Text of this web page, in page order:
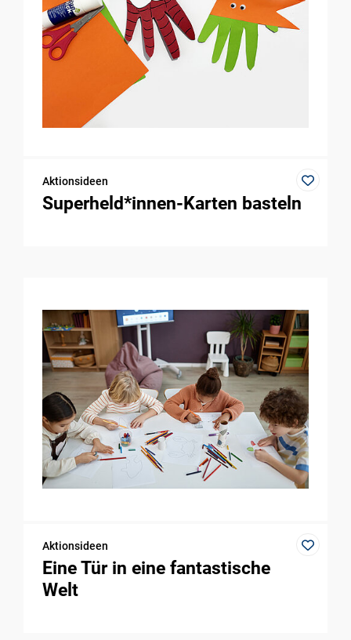
Aktionsideen
Superheld*innen-Karten basteln
Aktionsideen
Eine Tür in eine fantastische
Welt